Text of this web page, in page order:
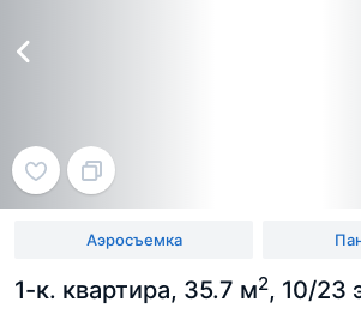
1-к. квартира, 35.7 м2, 10/23
Аэросъемка